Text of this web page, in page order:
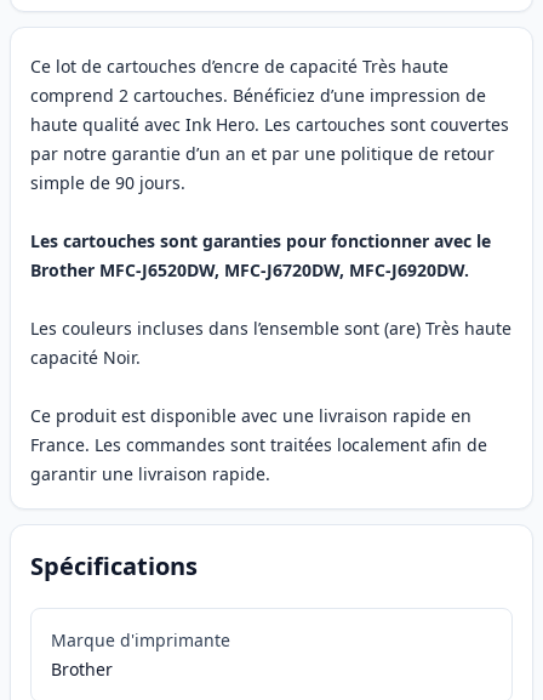
Ce lot de cartouches d’encre de capacité Très haute
comprend 2 cartouches. Bénéficiez d’une impression de
haute qualité avec Ink Hero. Les cartouches sont couvertes
par notre garantie d’un an et par une politique de retour
simple de 90 jours.
Les cartouches sont garanties pour fonctionner avec le
Brother MFC-J6520DW, MFC-J6720DW, MFC-J6920DW.
Les couleurs incluses dans l’ensemble sont (are) Très haute
capacité Noir.
Ce produit est disponible avec une livraison rapide en
France. Les commandes sont traitées localement afin de
garantir une livraison rapide.
Spécifications
Marque d'imprimante
Brother